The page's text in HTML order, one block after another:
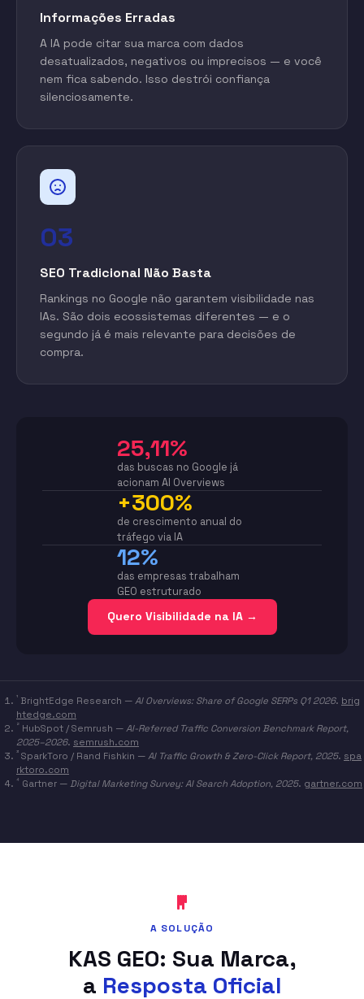
Informações Erradas
A IA pode citar sua marca com dados
desatualizados, negativos ou imprecisos — e você
nem fica sabendo. Isso destrói confiança
silenciosamente.
03
SEO Tradicional Não Basta
Rankings no Google não garantem visibilidade nas
IAs. São dois ecossistemas diferentes — e o
segundo já é mais relevante para decisões de
compra.
25,11%
das buscas no Google já
acionam AI Overviews
+300%
de crescimento anual do
tráfego via IA
12%
das empresas trabalham
GEO estruturado
Quero Visibilidade na IA →
¹ BrightEdge Research — AI Overviews: Share of Google SERPs Q1 2026. brig
htedge.com
² HubSpot / Semrush — AI-Referred Traffic Conversion Benchmark Report,
2025–2026. semrush.com
³ SparkToro / Rand Fishkin — AI Traffic Growth & Zero-Click Report, 2025. spa
rktoro.com
⁴ Gartner — Digital Marketing Survey: AI Search Adoption, 2025. gartner.com
A SOLUÇÃO
KAS GEO: Sua Marca,
a Resposta Oficial